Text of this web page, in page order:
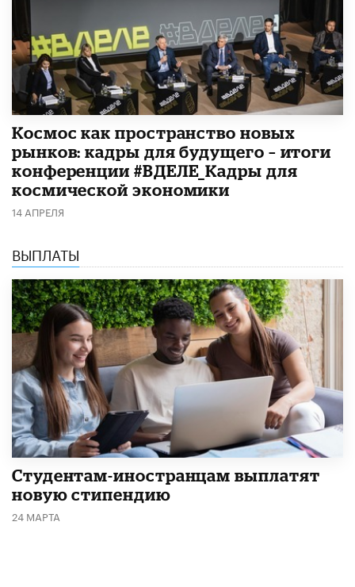
Космос как пространство новых
рынков: кадры для будущего – итоги
конференции #ВДЕЛЕ_Кадры для
космической экономики
14 АПРЕЛЯ
ВЫПЛАТЫ
Студентам-иностранцам выплатят
новую стипендию
24 МАРТА